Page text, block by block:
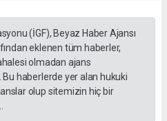
(İGF), Beyaz Haber Ajansı
eklenen tüm haberler,
olmadan ajans
Bu haberlerde yer alan hukuki
olup sitemizin hiç bir